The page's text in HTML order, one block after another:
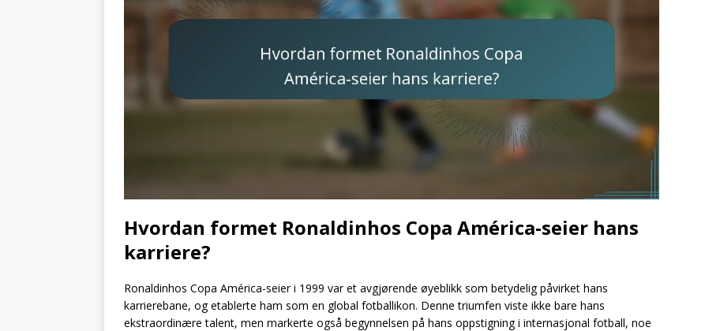
Hvordan formet Ronaldinhos Copa América-seier hans
karriere?
Ronaldinhos Copa América-seier i 1999 var et avgjørende øyeblikk som betydelig påvirket hans
karrierebane, og etablerte ham som en global fotballikon. Denne triumfen viste ikke bare hans
ekstraordinære talent, men markerte også begynnelsen på hans oppstigning i internasjonal fotball, noe